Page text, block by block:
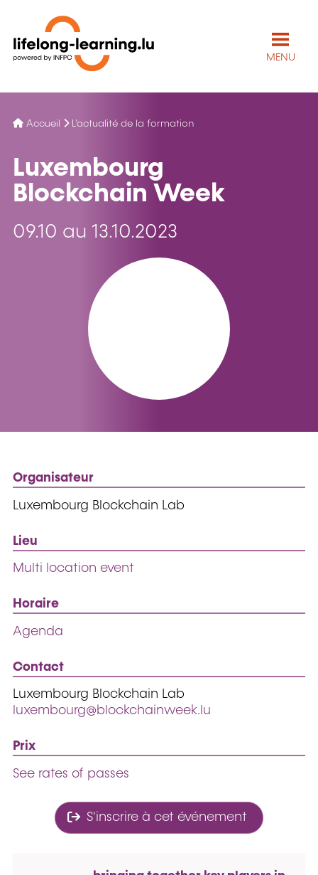
MENU
Accueil L'actualité de la formation
Luxembourg
Blockchain Week
09.10 au 13.10.2023
Organisateur
Luxembourg Blockchain Lab
Lieu
Multi location event
Horaire
Agenda
Contact
Luxembourg Blockchain Lab
luxembourg@blockchainweek.lu
Prix
See rates of passes
S'inscrire à cet événement